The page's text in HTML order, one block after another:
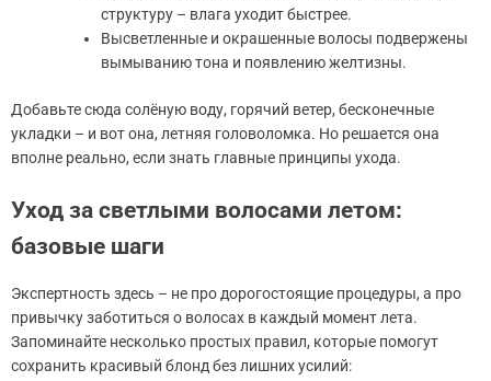
структуру – влага уходит быстрее.
Высветленные и окрашенные волосы подвержены
вымыванию тона и появлению желтизны.
Добавьте сюда солёную воду, горячий ветер, бесконечные
укладки – и вот она, летняя головоломка. Но решается она
вполне реально, если знать главные принципы ухода.
Уход за светлыми волосами летом:
базовые шаги
Экспертность здесь – не про дорогостоящие процедуры, а про
привычку заботиться о волосах в каждый момент лета.
Запоминайте несколько простых правил, которые помогут
сохранить красивый блонд без лишних усилий: